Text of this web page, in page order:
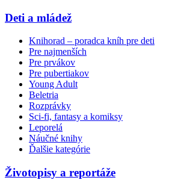
Deti a mládež
Knihorad – poradca kníh pre deti
Pre najmenších
Pre prvákov
Pre pubertiakov
Young Adult
Beletria
Rozprávky
Sci-fi, fantasy a komiksy
Leporelá
Náučné knihy
Ďalšie kategórie
Životopisy a reportáže